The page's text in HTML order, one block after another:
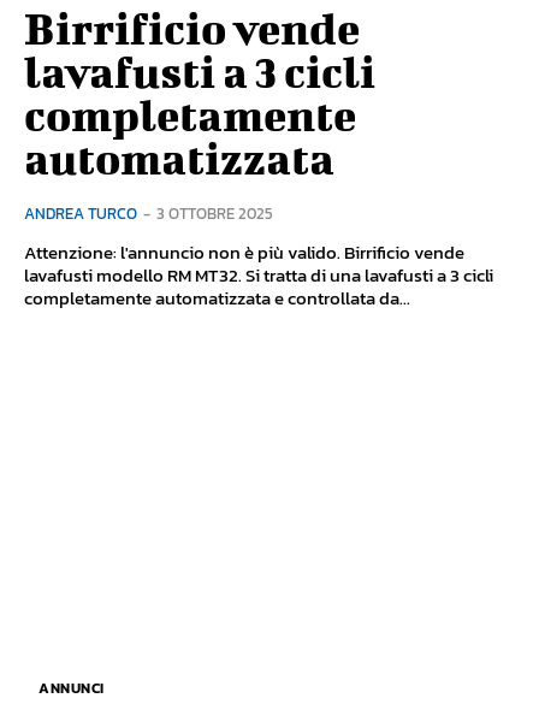
Birrificio vende
lavafusti a 3 cicli
completamente
automatizzata
ANDREA TURCO - 3 OTTOBRE 2025
Attenzione: l'annuncio non è più valido. Birrificio vende
lavafusti modello RM MT32. Si tratta di una lavafusti a 3 cicli
completamente automatizzata e controllata da...
ANNUNCI